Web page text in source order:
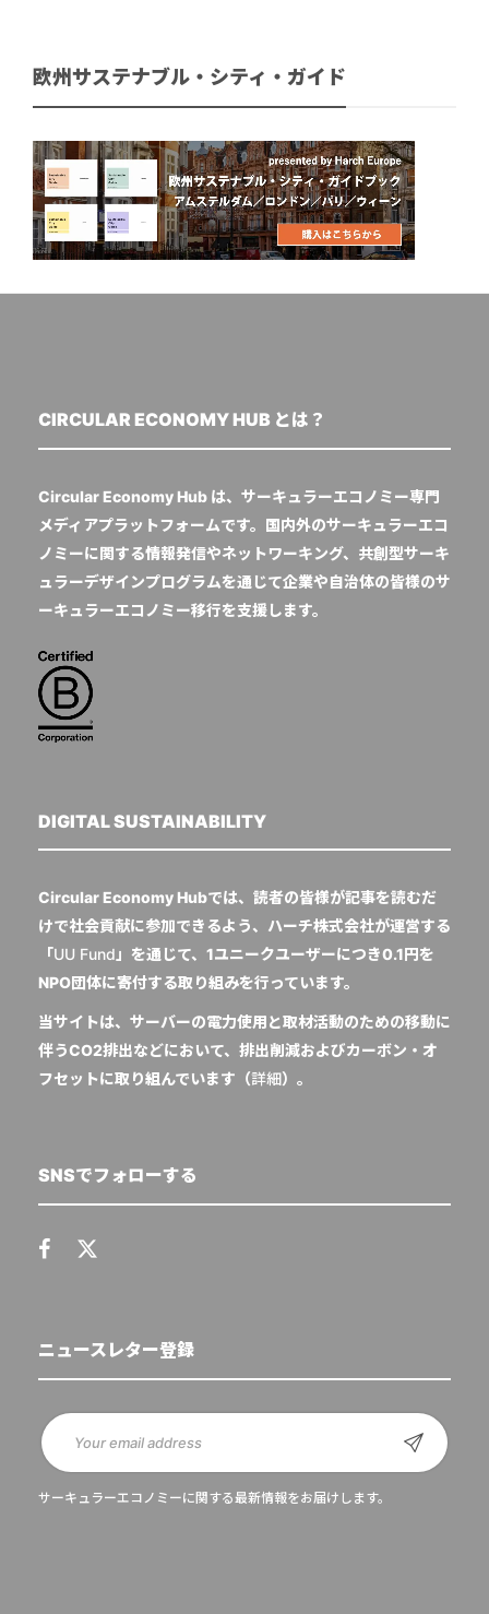
欧州サステナブル・シティ・ガイド
CIRCULAR ECONOMY HUB とは？
Circular Economy Hub は、サーキュラーエコノミー専門
メディアプラットフォームです。国内外のサーキュラーエコ
ノミーに関する情報発信やネットワーキング、共創型サーキ
ュラーデザインプログラムを通じて企業や自治体の皆様のサ
ーキュラーエコノミー移行を支援します。
DIGITAL SUSTAINABILITY
Circular Economy Hubでは、読者の皆様が記事を読むだ
けで社会貢献に参加できるよう、ハーチ株式会社が運営する
「UU Fund 」を通じて、1ユニークユーザーにつき0.1円を
NPO団体に寄付する取り組みを行っています。
当サイトは、サーバーの電力使用と取材活動のための移動に
伴うCO2排出などにおいて、排出削減およびカーボン・オ
フセットに取り組んでいます（詳細）。
SNSでフォローする
ニュースレター登録
サーキュラーエコノミーに関する最新情報をお届けします。